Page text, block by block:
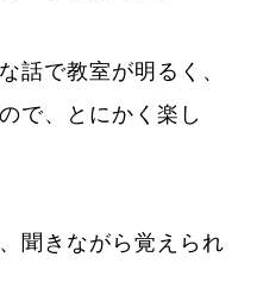
話で教室が明るく、
で、とにかく楽し
聞きながら覚えられ